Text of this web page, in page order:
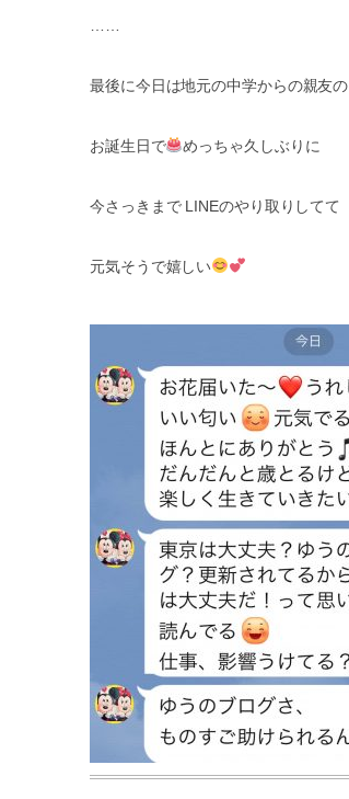
最後に今日は地元の中学からの親友の
お誕生日で めっちゃ久しぶりに
今さっきまでLINEのやり取りしてて
元気そうで嬉しい